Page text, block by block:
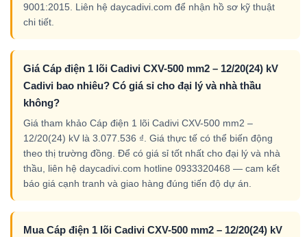
9001:2015. Liên hệ daycadivi.com để nhận hồ sơ kỹ thuật
chi tiết.
Giá Cáp điện 1 lõi Cadivi CXV-500 mm2 – 12/20(24) kV
Cadivi bao nhiêu? Có giá sỉ cho đại lý và nhà thầu
không?
Giá tham khảo Cáp điện 1 lõi Cadivi CXV-500 mm2 –
12/20(24) kV là 3.077.536 ₫. Giá thực tế có thể biến động
theo thị trường đồng. Để có giá sỉ tốt nhất cho đại lý và nhà
thầu, liên hệ daycadivi.com hotline 0933320468 — cam kết
báo giá cạnh tranh và giao hàng đúng tiến độ dự án.
Mua Cáp điện 1 lõi Cadivi CXV-500 mm2 – 12/20(24) kV